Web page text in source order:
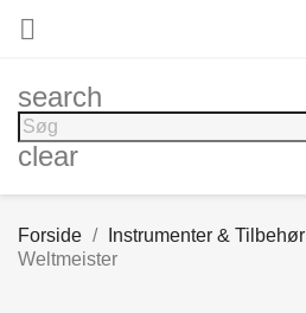

search
clear
Forside Instrumenter & Tilbehør
Weltmeister